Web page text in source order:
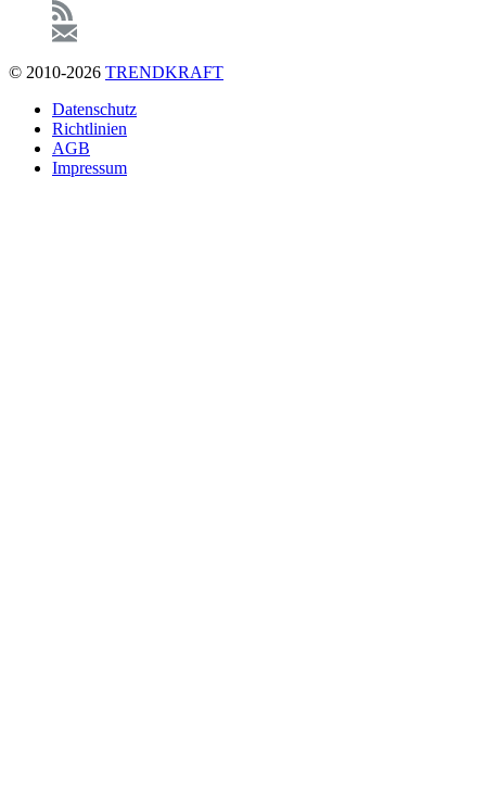
© 2010-2026 TRENDKRAFT
FußzeileDatenschutz
Richtlinien
AGB
Impressum